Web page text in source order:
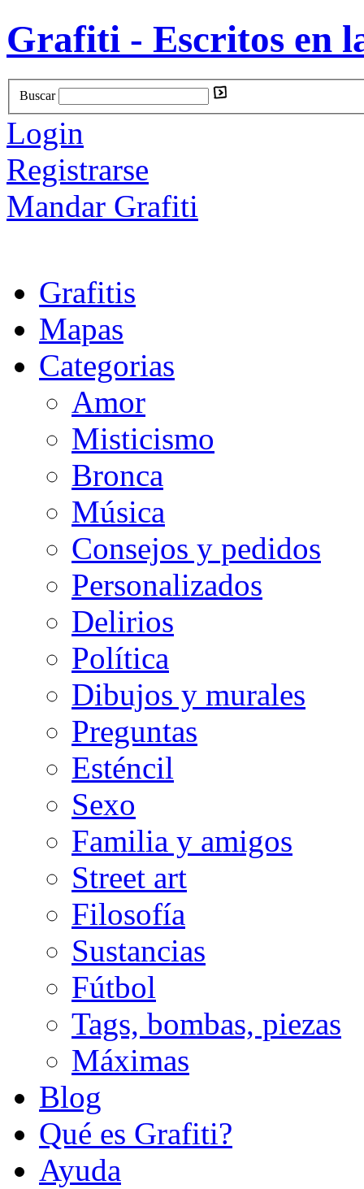
Grafiti - Escritos en
Buscar
Login
Registrarse
Mandar Grafiti
Grafitis
Mapas
Categorias
Amor
Misticismo
Bronca
Música
Consejos y pedidos
Personalizados
Delirios
Política
Dibujos y murales
Preguntas
Esténcil
Sexo
Familia y amigos
Street art
Filosofía
Sustancias
Fútbol
Tags, bombas, piezas
Máximas
Blog
Qué es Grafiti?
Ayuda